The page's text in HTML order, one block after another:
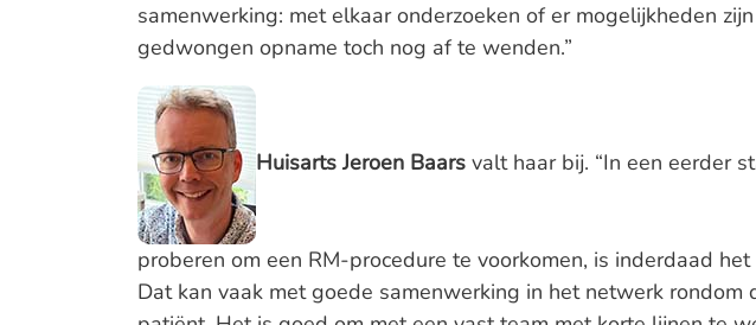
samenwerking: met elkaar onderzoeken of er mogelijkheden
gedwongen opname toch nog af te wenden.”
Huisarts Jeroen Baarsvalt haar bij. “In een eerder
proberen om een RM-procedure te voorkomen, is inderdaad
Dat kan vaak met goede samenwerking in het netwerk rondom